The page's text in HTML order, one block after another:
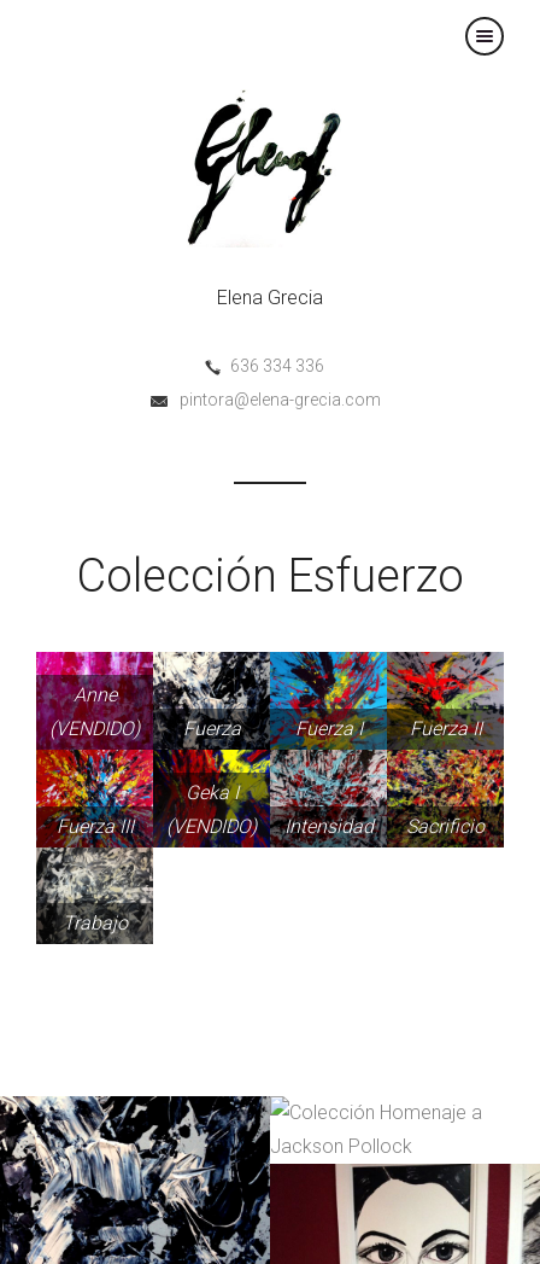
×
Elena Grecia
636 334 336
pintora@elena-grecia.com
Colección Esfuerzo
Anne
(VENDIDO)
Fuerza Fuerza I Fuerza II
Fuerza III
Geka I
(VENDIDO)
Intensidad Sacrificio
Trabajo